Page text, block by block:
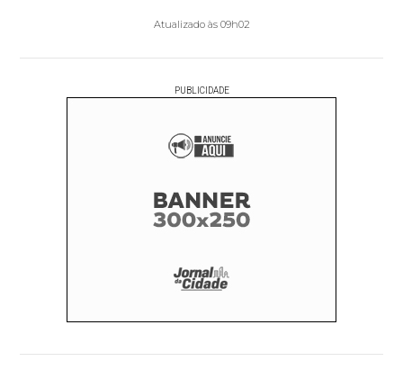
Atualizado às 09h02
PUBLICIDADE